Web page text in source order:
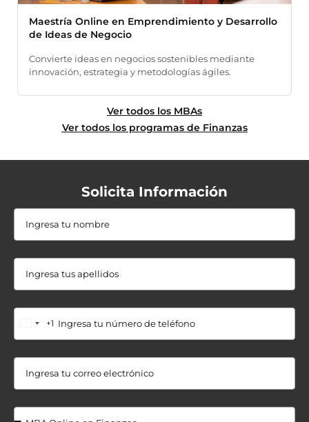
Maestría Online en Emprendimiento y Desarrollo
de Ideas de Negocio
Convierte ideas en negocios sostenibles mediante
innovación, estrategia y metodologías ágiles.
Ver todos los MBAs
Ver todos los programas de Finanzas
Solicita Información
+1